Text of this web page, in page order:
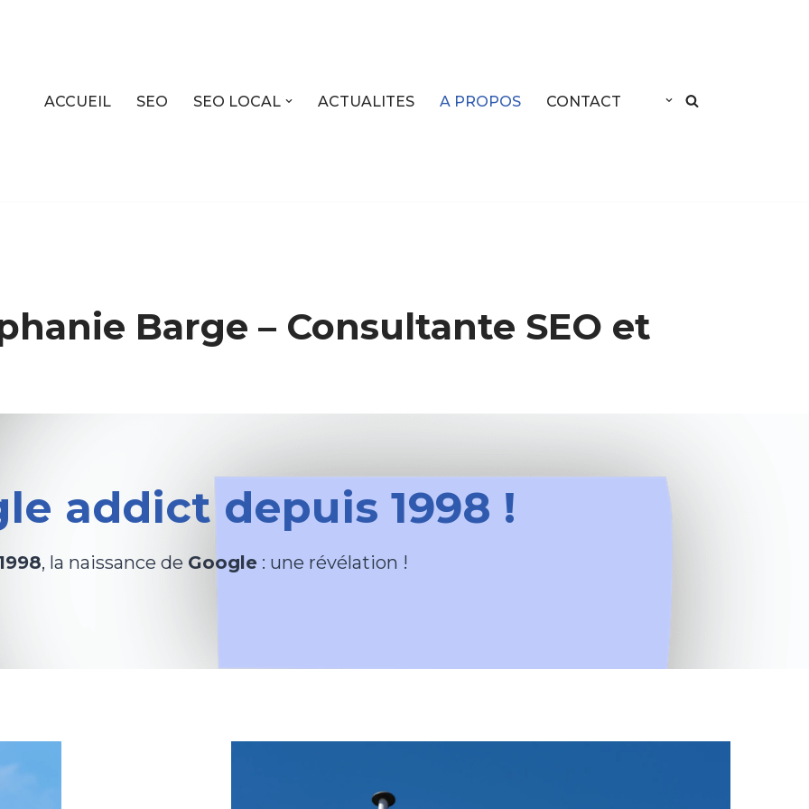
ACCUEIL SEO SEO LOCAL ACTUALITES A PROPOS CONTACT
Barge – Consultante SEO et
addict depuis 1998 !
, la naissance de Google : une révélation !